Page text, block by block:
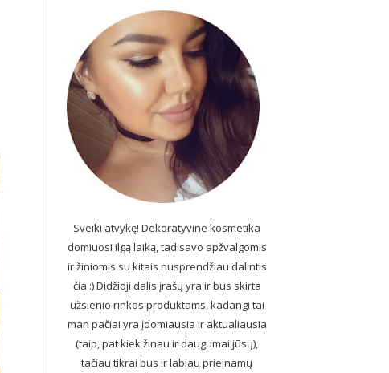
Sveiki atvykę! Dekoratyvine kosmetika
domiuosi ilgą laiką, tad savo apžvalgomis
ir žiniomis su kitais nusprendžiau dalintis
čia :) Didžioji dalis įrašų yra ir bus skirta
užsienio rinkos produktams, kadangi tai
man pačiai yra įdomiausia ir aktualiausia
(taip, pat kiek žinau ir daugumai jūsų),
tačiau tikrai bus ir labiau prieinamų